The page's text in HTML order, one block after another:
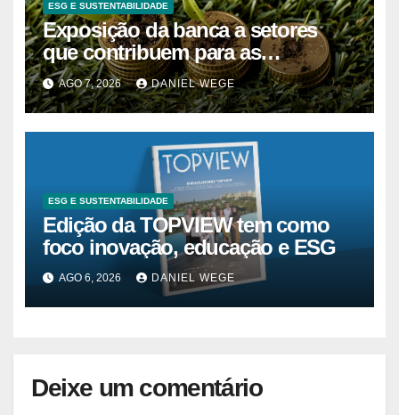
ESG E SUSTENTABILIDADE
Exposição da banca a setores
que contribuem para as
alterações climáticas mantém-se
nos 62%
AGO 7, 2026 DANIEL WEGE
ESG E SUSTENTABILIDADE
Edição da TOPVIEW tem como
foco inovação, educação e ESG
AGO 6, 2026 DANIEL WEGE
Deixe um comentário